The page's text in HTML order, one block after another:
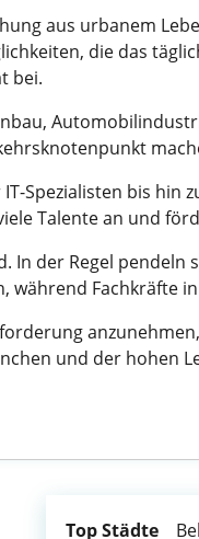
aus urbanem
die das
bei.
Spezialisten bis hin
Talente an und
In der Regel
Fachkräfte
und der hohen
Top Städte